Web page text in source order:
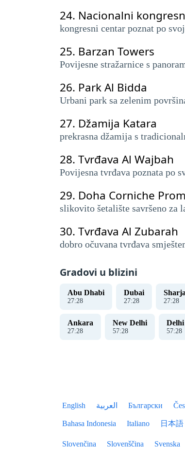
24. Nacionalni
kongresni centar poznat po
25. Barzan Towers
Povijesne stražarnice s
26. Park Al Bidda
Urbani park sa zelenim
27. Džamija Katara
prekrasna džamija s
28. Tvrđava Al Wajbah
Povijesna tvrđava poznata po
29. Doha Corniche
slikovito šetalište savršeno za
30. Tvrđava Al Zubarah
dobro očuvana tvrđava
Gradovi u blizini
Abu Dhabi
27:29
Dubai
27:29 27:29
Ankara
27:29
New Delhi
57:29
Delhi
57:29
English العربية Български
Bahasa Indonesia Italiano 日本語
Slovenčina Slovenščina Svenska